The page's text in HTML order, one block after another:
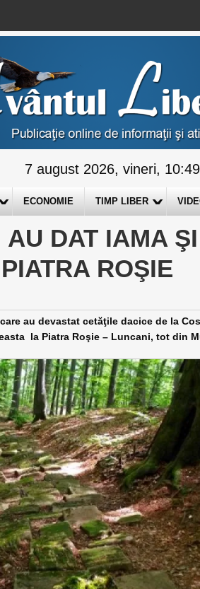
7 august 2026, vineri, 10:49
ECONOMIE TIMP LIBER
DAT IAMA
ROŞIE
au devastat cetăţile dacice de la
la Piatra Roşie – Luncani, tot din